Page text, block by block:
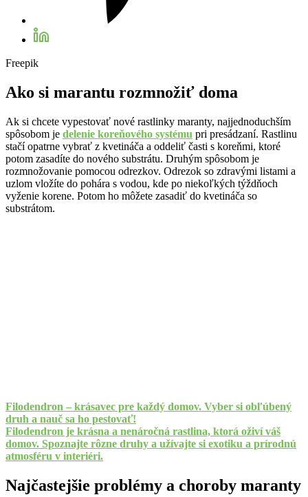
Freepik
Ako si marantu rozmnožiť doma
Ak si chcete vypestovať nové rastlinky maranty, najjednoduchším
spôsobom je delenie koreňového systému pri presádzaní. Rastlinu
stačí opatrne vybrať z kvetináča a oddeliť časti s koreňmi, ktoré
potom zasadíte do nového substrátu. Druhým spôsobom je
rozmnožovanie pomocou odrezkov. Odrezok so zdravými listami a
uzlom vložíte do pohára s vodou, kde po niekoľkých týždňoch
vyženie korene. Potom ho môžete zasadiť do kvetináča so
substrátom.
Filodendron – krásavec pre každý domov. Vyber si obľúbený
druh a nauč sa ho pestovať!
Filodendron je krásna a nenáročná rastlina, ktorá oživí váš
domov. Spoznajte rôzne druhy a užívajte si exotiku a prírodnú
atmosféru v interiéri.
Najčastejšie problémy a choroby maranty